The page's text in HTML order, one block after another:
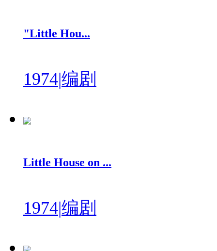
"Little Hou...
1974|编剧
Little House on ...
1974|编剧